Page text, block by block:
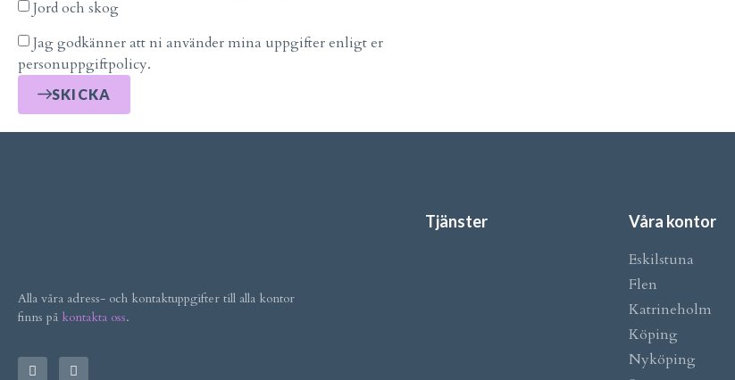
Jord och skog
Jag godkänner att ni använder mina uppgifter enligt er
personuppgiftpolicy.
SKICKA
Alla våra adress- och kontaktuppgifter till alla kontor
finns på kontakta oss.
Tjänster
Våra kontor
Eskilstuna
Flen
Katrineholm
Köping
Nyköping